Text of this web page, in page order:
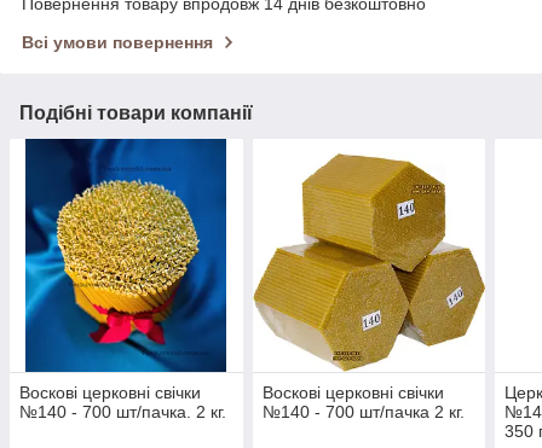
Повернення товару впродовж 14 днів безкоштовно
Всі умови повернення
Подібні товари компанії
Воскові церковні свічки
№140 - 700 шт/пачка. 2 кг.
Воскові церковні свічки
№140 - 700 шт/пачка 2 кг.
350